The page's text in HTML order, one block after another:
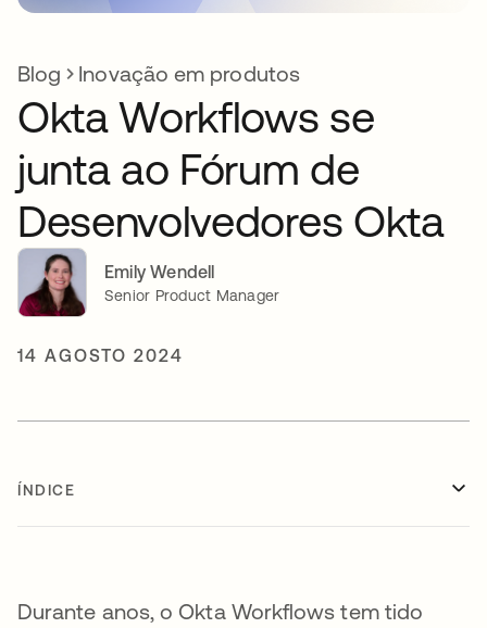
Blog Inovação em produtos
Okta Workflows se
junta ao Fórum de
Desenvolvedores Okta
Emily Wendell
Senior Product Manager
14 AGOSTO 2024
ÍNDICE
Durante anos, o Okta Workflows tem tido